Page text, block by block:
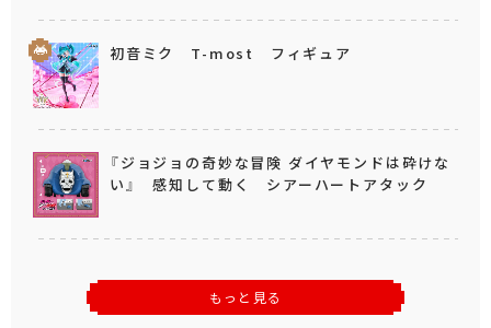
初音ミク T-most フィギュア
『ジョジョの奇妙な冒険 ダイヤモンドは砕けな
い』 感知して動く シアーハートアタック
もっと見る